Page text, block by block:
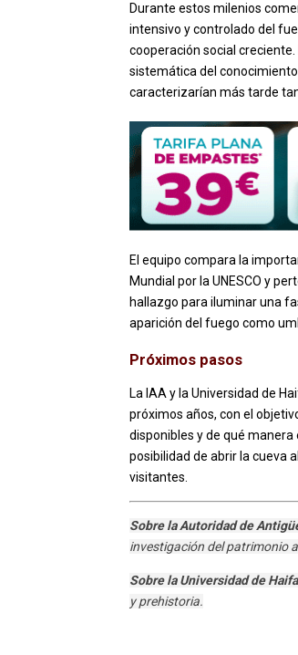
Durante estos milenios
intensivo y controlado del
cooperación social
sistemática del
caracterizarían más tarde
El equipo compara la
Mundial por la UNESCO y
hallazgo para iluminar una
aparición del fuego como
Próximos pasos
La IAA y la Universidad de
próximos años, con el
disponibles y de qué
posibilidad de abrir la cueva
visitantes.
Sobre la Autoridad de
investigación del patrimonio
Sobre la Universidad de Haifa
y prehistoria.